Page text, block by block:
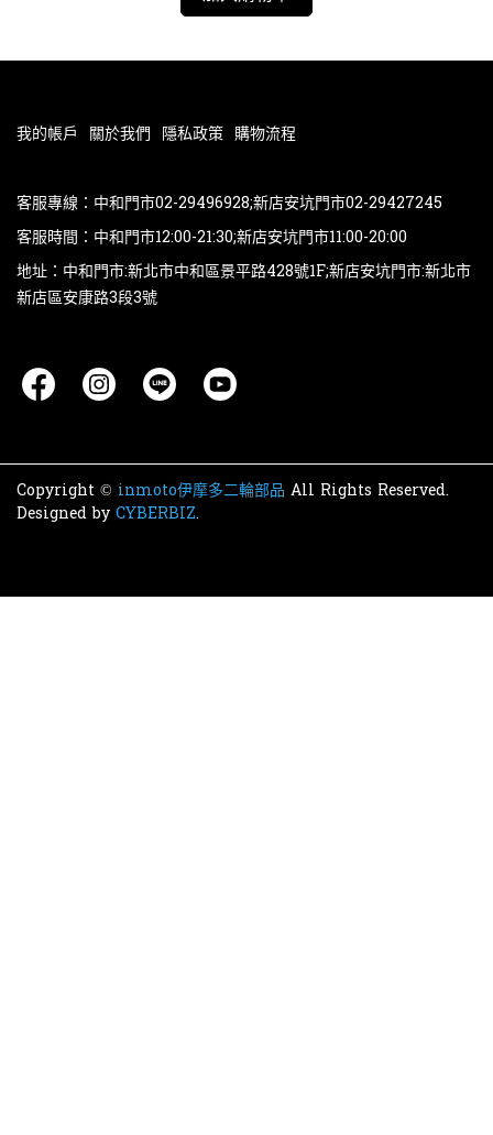
我的帳戶 關於我們 隱私政策 購物流程
客服專線：中和門市02-29496928;新店安坑門市02-29427245
客服時間：中和門市12:00-21:30;新店安坑門市11:00-20:00
地址：中和門市:新北市中和區景平路428號1F;新店安坑門市:新北市
新店區安康路3段3號
Copyright © inmoto伊摩多二輪部品 All Rights Reserved.
Designed by CYBERBIZ.